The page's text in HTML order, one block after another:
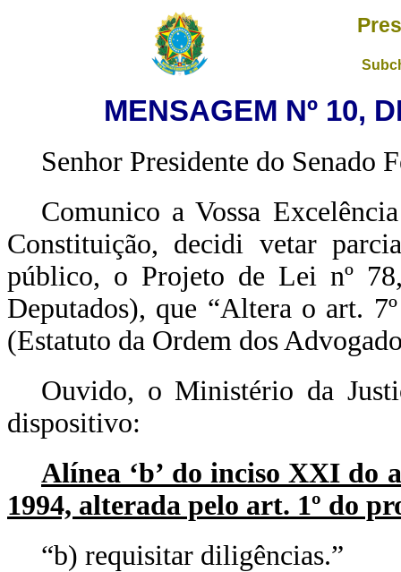
MENSAGEM Nº 10,
Senhor Presidente do Senado
Comunico a Vossa
Constituição, decidi vetar
público, o Projeto de Lei nº
Deputados), que “Altera o art.
(Estatuto da Ordem dos
Ouvido, o Ministério da
dispositivo:
Alínea ‘b’ do inciso XXI do
1994, alterada pelo art. 1º do
“b) requisitar diligências.”